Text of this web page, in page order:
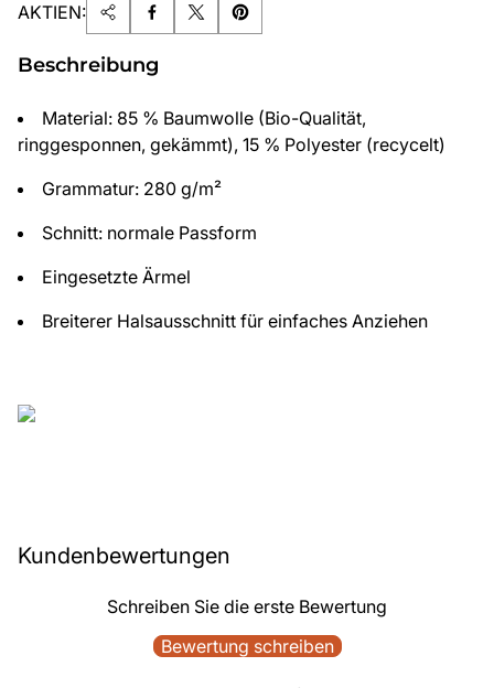
AKTIEN:
Beschreibung
Material: 85 % Baumwolle (Bio-Qualität,
ringgesponnen, gekämmt), 15 % Polyester (recycelt)
Grammatur: 280 g/m²
Schnitt: normale Passform
Eingesetzte Ärmel
Breiterer Halsausschnitt für einfaches Anziehen
Kundenbewertungen
Schreiben Sie die erste Bewertung
Bewertung schreiben